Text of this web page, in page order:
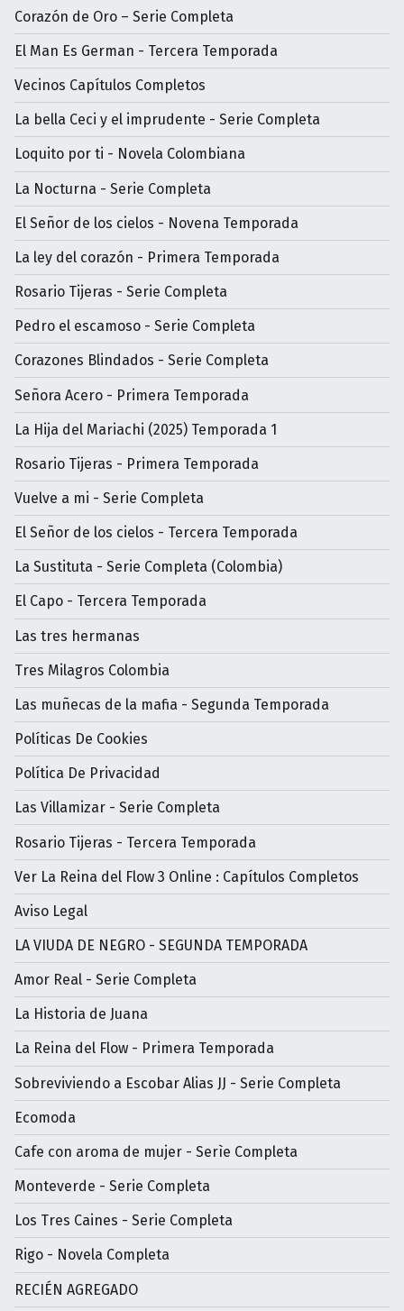
Corazón de Oro – Serie Completa
El Man Es German - Tercera Temporada
Vecinos Capítulos Completos
La bella Ceci y el imprudente - Serie Completa
Loquito por ti - Novela Colombiana
La Nocturna - Serie Completa
El Señor de los cielos - Novena Temporada
La ley del corazón - Primera Temporada
Rosario Tijeras - Serie Completa
Pedro el escamoso - Serie Completa
Corazones Blindados - Serie Completa
Señora Acero - Primera Temporada
La Hija del Mariachi (2025) Temporada 1
Rosario Tijeras - Primera Temporada
Vuelve a mi - Serie Completa
El Señor de los cielos - Tercera Temporada
La Sustituta - Serie Completa (Colombia)
El Capo - Tercera Temporada
Las tres hermanas
Tres Milagros Colombia
Las muñecas de la mafia - Segunda Temporada
Políticas De Cookies
Política De Privacidad
Las Villamizar - Serie Completa
Rosario Tijeras - Tercera Temporada
Ver La Reina del Flow 3 Online : Capítulos Completos
Aviso Legal
LA VIUDA DE NEGRO - SEGUNDA TEMPORADA
Amor Real - Serie Completa
La Historia de Juana
La Reina del Flow - Primera Temporada
Sobreviviendo a Escobar Alias JJ - Serie Completa
Ecomoda
Cafe con aroma de mujer - Serìe Completa
Monteverde - Serie Completa
Los Tres Caines - Serie Completa
Rigo - Novela Completa
RECIÉN AGREGADO